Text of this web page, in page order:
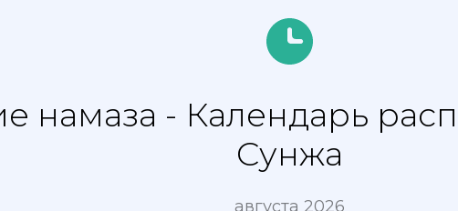
намаза - Календарь
Сунжа
августа 2026